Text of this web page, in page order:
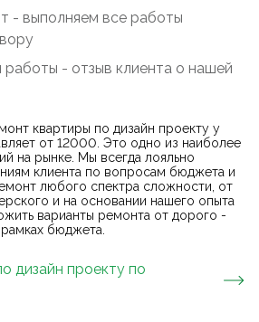
- выполняем все работы
работы - отзыв клиента о нашей
квартиры по дизайн проекту у
от 12000. Это одно из наиболее
на рынке. Мы всегда лояльно
клиента по вопросам бюджета и
любого спектра сложности, от
и на основании нашего опыта
варианты ремонта от дорого -
бюджета.
дизайн проекту по